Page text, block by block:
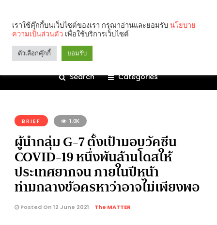
Search Categories
BRIEF 1.0K
ผู้นำกลุ่ม G-7 ตั้งเป้ามอบวัคซีน
COVID-19 หนึ่งพันล้านโดสให้
ประเทศยากจน ภายในปีหน้า
ท่ามกลางข้อครหาว่าอาจไม่เพียงพอ
Posted On 12 June 2021 The MATTER
เราใช้คุ๊กกี้บนเว็บไซต์ของเรา กรุณาอ่านและยอมรับ นโยบาย
ความเป็นส่วนตัว เพื่อใช้บริการเว็บไซต์
ตัวเลือกคุ๊กกี้ ยอมรับ